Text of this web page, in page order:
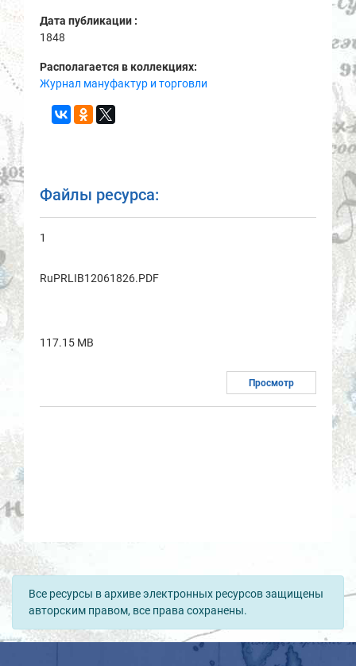
Дата публикации :
1848
Располагается в коллекциях:
Журнал мануфактур и торговли
Файлы ресурса:
1
RuPRLIB12061826.PDF
117.15 MB
Просмотр
Все ресурсы в архиве электронных ресурсов защищены
авторским правом, все права сохранены.